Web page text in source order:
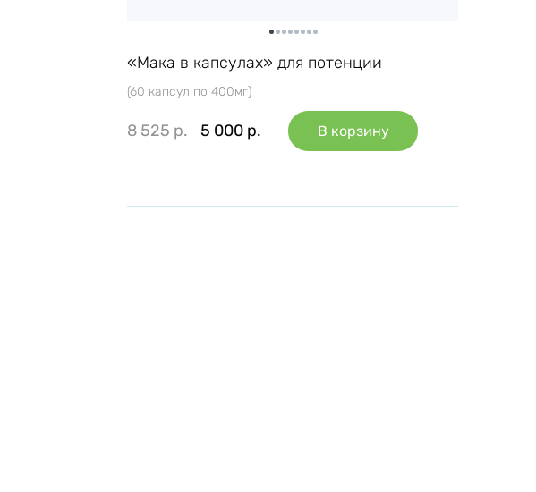
«Мака в капсулах» для потенции
(60 капсул по 400мг)
8 525р. 5 000 р. В корзину